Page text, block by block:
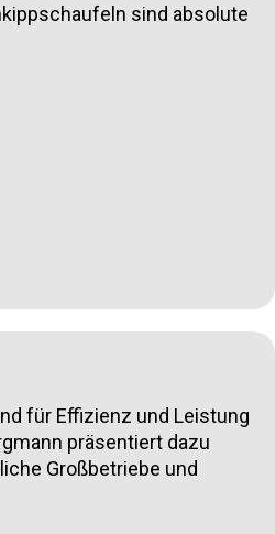
sind absolute
für Effizienz und Leistung
präsentiert dazu
Großbetriebe und